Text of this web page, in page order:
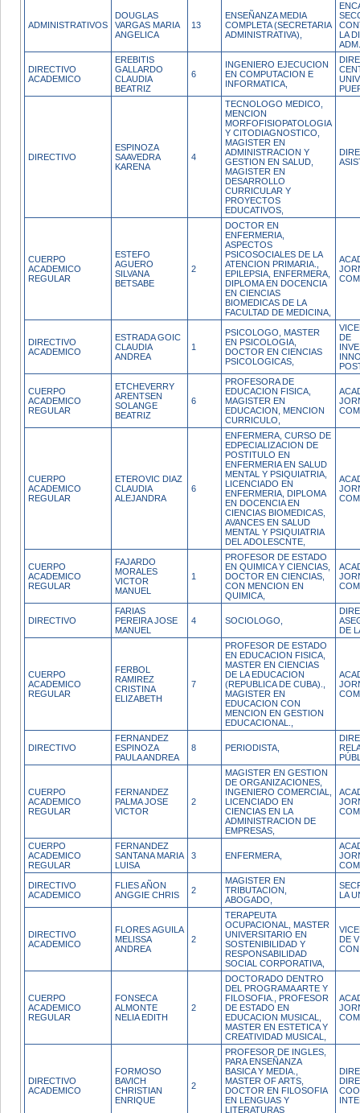
ADMINISTRATIVOS
DOUGLAS
VARGAS MARIA
ANGELICA
13
ENSEÑANZA MEDIA
COMPLETA (SECRETARIA
ADMINISTRATIVA),
LA
DIRECTIVO
ACADEMICO
EREBITIS
GALLARDO
CLAUDIA
BEATRIZ
6
INGENIERO EJECUCION
EN COMPUTACION E
INFORMATICA,
DIRECTIVO
ESPINOZA
SAAVEDRA
KARENA
4
TECNOLOGO MEDICO,
MENCION
MORFOFISIOPATOLOGIA
Y CITODIAGNOSTICO,
MAGISTER EN
ADMINISTRACION Y
GESTION EN SALUD,
MAGISTER EN
DESARROLLO
CURRICULAR Y
PROYECTOS
EDUCATIVOS,
CUERPO
ACADEMICO
REGULAR
ESTEFO
AGUERO
SILVANA
BETSABE
2
DOCTOR EN
ENFERMERIA,
ASPECTOS
PSICOSOCIALES DE LA
ATENCION PRIMARIA.,
EPILEPSIA, ENFERMERA,
DIPLOMA EN DOCENCIA
EN CIENCIAS
BIOMEDICAS DE LA
FACULTAD DE MEDICINA,
DIRECTIVO
ACADEMICO
ESTRADA GOIC
CLAUDIA
ANDREA
1
PSICOLOGO, MASTER
EN PSICOLOGIA,
DOCTOR EN CIENCIAS
PSICOLOGICAS,
DE
CUERPO
ACADEMICO
REGULAR
ETCHEVERRY
ARENTSEN
SOLANGE
BEATRIZ
6
PROFESORA DE
EDUCACION FISICA,
MAGISTER EN
EDUCACION, MENCION
CURRICULO,
CUERPO
ACADEMICO
REGULAR
ETEROVIC DIAZ
CLAUDIA
ALEJANDRA
6
ENFERMERA, CURSO DE
EDPECIALIZACION DE
POSTITULO EN
ENFERMERIA EN SALUD
MENTAL Y PSIQUIATRIA,
LICENCIADO EN
ENFERMERIA, DIPLOMA
EN DOCENCIA EN
CIENCIAS BIOMEDICAS,
AVANCES EN SALUD
MENTAL Y PSIQUIATRIA
DEL ADOLESCNTE,
CUERPO
ACADEMICO
REGULAR
FAJARDO
MORALES
VICTOR
MANUEL
1
PROFESOR DE ESTADO
EN QUIMICA Y CIENCIAS,
DOCTOR EN CIENCIAS,
CON MENCION EN
QUIMICA,
DIRECTIVO
FARIAS
PEREIRA JOSE
MANUEL
4 SOCIOLOGO,
DE
CUERPO
ACADEMICO
REGULAR
FERBOL
RAMIREZ
CRISTINA
ELIZABETH
7
PROFESOR DE ESTADO
EN EDUCACION FISICA,
MASTER EN CIENCIAS
DE LA EDUCACION
(REPUBLICA DE CUBA).,
MAGISTER EN
EDUCACION CON
MENCION EN GESTION
EDUCACIONAL.,
DIRECTIVO
FERNANDEZ
ESPINOZA
PAULA ANDREA
8 PERIODISTA,
CUERPO
ACADEMICO
REGULAR
FERNANDEZ
PALMA JOSE
VICTOR
2
MAGISTER EN GESTION
DE ORGANIZACIONES,
INGENIERO COMERCIAL,
LICENCIADO EN
CIENCIAS EN LA
ADMINISTRACION DE
EMPRESAS,
CUERPO
ACADEMICO
REGULAR
FERNANDEZ
SANTANA MARIA
LUISA
3 ENFERMERA,
DIRECTIVO
ACADEMICO
FLIES AÑON
ANGGIE CHRIS
2
MAGISTER EN
TRIBUTACION,
ABOGADO,
LA
DIRECTIVO
ACADEMICO
FLORES AGUILA
MELISSA
ANDREA
2
TERAPEUTA
OCUPACIONAL, MASTER
UNIVERSITARIO EN
SOSTENIBILIDAD Y
RESPONSABILIDAD
SOCIAL CORPORATIVA,
DE
CUERPO
ACADEMICO
REGULAR
FONSECA
ALMONTE
NELIA EDITH
2
DOCTORADO DENTRO
DEL PROGRAMA ARTE Y
FILOSOFIA., PROFESOR
DE ESTADO EN
EDUCACION MUSICAL,
MASTER EN ESTETICA Y
CREATIVIDAD MUSICAL,
DIRECTIVO
ACADEMICO
FORMOSO
BAVICH
CHRISTIAN
ENRIQUE
2
PROFESOR DE INGLES,
PARA ENSEÑANZA
BASICA Y MEDIA.,
MASTER OF ARTS,
DOCTOR EN FILOSOFIA
EN LENGUAS Y
LITERATURAS